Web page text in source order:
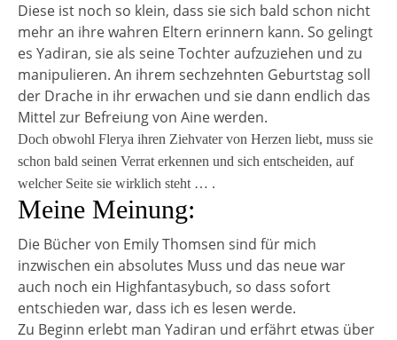
Diese ist noch so klein, dass sie sich bald schon nicht
mehr an ihre wahren Eltern erinnern kann. So gelingt
es Yadiran, sie als seine Tochter aufzuziehen und zu
manipulieren. An ihrem sechzehnten Geburtstag soll
der Drache in ihr erwachen und sie dann endlich das
Mittel zur Befreiung von Aine werden.
Doch obwohl Flerya ihren Ziehvater von Herzen liebt, muss sie
schon bald seinen Verrat erkennen und sich entscheiden, auf
welcher Seite sie wirklich steht … .
Meine Meinung:
Die Bücher von Emily Thomsen sind für mich
inzwischen ein absolutes Muss und das neue war
auch noch ein Highfantasybuch, so dass sofort
entschieden war, dass ich es lesen werde.
Zu Beginn erlebt man Yadiran und erfährt etwas über